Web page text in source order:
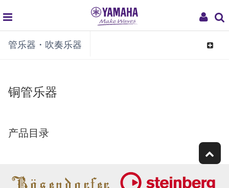
My
global
navigation
管乐器・吹奏乐器
Toggle
铜管乐器
产品目录